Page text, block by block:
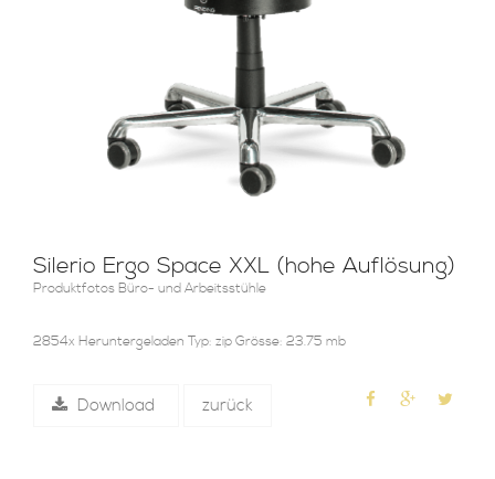
Silerio Ergo Space XXL (hohe Auflösung)
Produktfotos Büro- und Arbeitsstühle
2854x Heruntergeladen Typ: zip Grösse: 23.75 mb
Download zurück